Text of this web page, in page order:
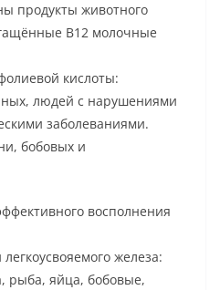
продукты животного
B12 молочные
кислоты:
людей с нарушениями
заболеваниями.
бобовых и
восполнения
железа:
рыба, яйца, бобовые,